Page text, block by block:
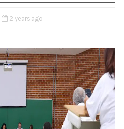
2 years ago